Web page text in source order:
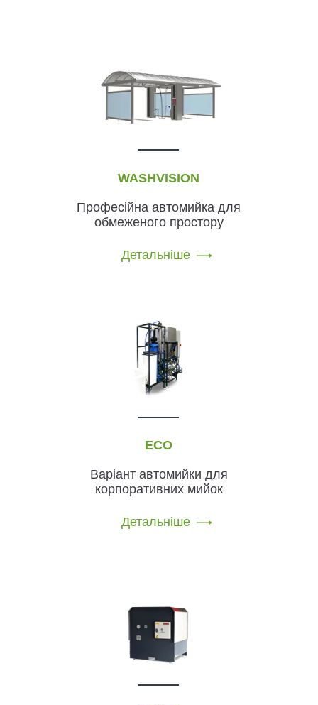
Детальніше
WASHVISION
Професійна автомийка для
обмеженого простору
Детальніше
ECO
Варіант автомийки для
корпоративних мийок